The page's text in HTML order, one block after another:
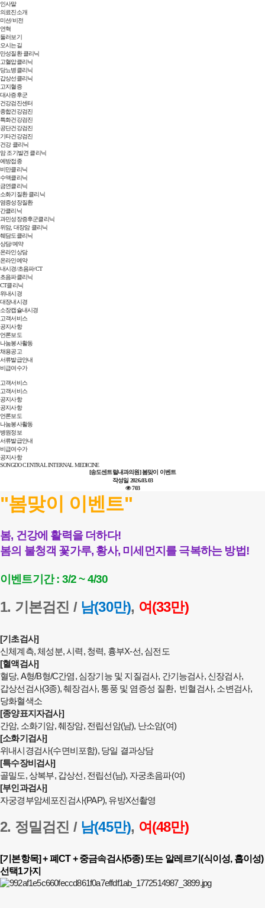
인사말
의료진소개
미션/비전
연혁
둘러보기
오시는길
만성질환 클리닉
고혈압클리닉
당뇨병클리닉
갑상선클리닉
고지혈증
대사증후군
건강검진센터
종합건강검진
특화건강검진
공단건강검진
기타건강검진
건강 클리닉
암 조기발견 클리닉
예방접종
비만클리닉
수액클리닉
금연클리닉
소화기질환 클리닉
염증성장질환
간클리닉
과민성장증후군클리닉
위암, 대장암 클리닉
췌담도클리닉
상담/예약
온라인상담
온라인예약
내시경/초음파/CT
초음파클리닉
CT클리닉
위내시경
대장내시경
소장캡슐내시경
고객서비스
공지사항
언론보도
나눔봉사활동
채용공고
서류발급안내
비급여수가
고객서비스
고객서비스
공지사항
공지사항
언론보도
나눔봉사활동
병원정보
서류발급안내
비급여수가
공지사항
SONGDO CENTRAL INTERNAL MEDICINE
[송도센트럴내과의원] 봄맞이 이벤트
작성일 2026.03.03
703
"봄맞이 이벤트"
봄, 건강에 활력을 더하다!
봄의 불청객 꽃가루, 황사, 미세먼지를 극복하는 방법!
이벤트기간 : 3/2 ~ 4/30
1. 기본검진 / 남(30만), 여(33만)
[기초검사]
신체계측, 체성분, 시력, 청력, 흉부X-선, 심전도
[혈액검사]
혈당, A형/B형/C간염, 심장기능 및 지질검사, 간기능검사, 신장검사,
갑상선검사(3종), 췌장검사, 통풍 및 염증성 질환, 빈혈검사, 소변검사,
당화혈색소
[종양표지자검사]
간암, 소화기암, 췌장암, 전립선암(남), 난소암(여)
[소화기검사]
위내시경검사(수면비포함), 당일 결과상담
[특수장비검사]
골밀도, 상복부, 갑상선, 전립선(남), 자궁초음파(여)
[부인과검사]
자궁경부암세포진검사(PAP), 유방X선촬영
2. 정밀검진 / 남(45만), 여(48만)
[기본항목] + 폐CT + 중금속검사(5종) 또는 알레르기(식이성, 흡이성)
선택1가지